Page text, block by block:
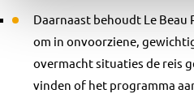
Daarnaast behoudt Le Beau
om in onvoorziene,
overmacht situaties de reis
vinden of het programma